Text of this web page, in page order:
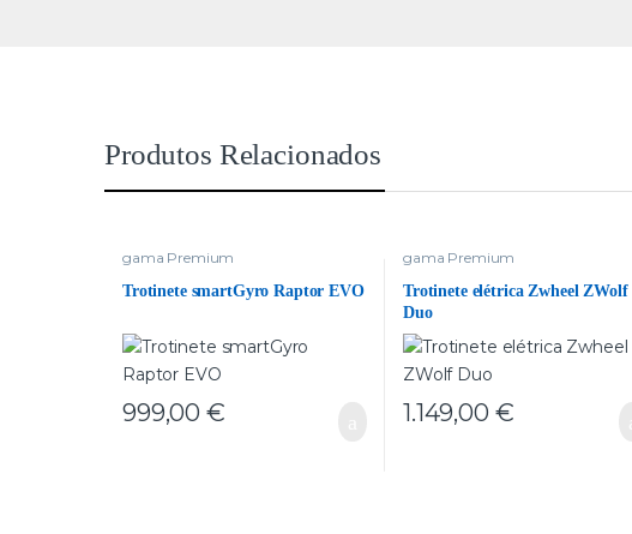
Produtos Relacionados
gama Premium
Trotinete smartGyro Raptor EVO
999,00€
gama Premium
Trotinete elétrica Zwheel ZWolf
Duo
1.149,00 €